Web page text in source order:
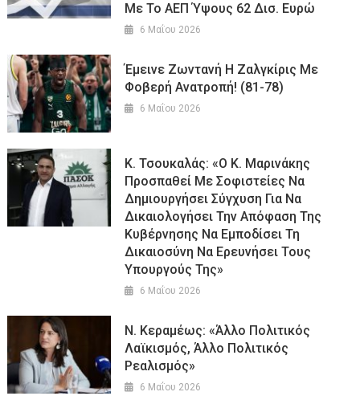
Με Το ΑΕΠ Ύψους 62 Δισ. Ευρώ
6 Μαΐου 2026
Έμεινε Ζωντανή Η Ζαλγκίρις Με
Φοβερή Ανατροπή! (81-78)
6 Μαΐου 2026
Κ. Τσουκαλάς: «Ο Κ. Μαρινάκης
Προσπαθεί Με Σοφιστείες Να
Δημιουργήσει Σύγχυση Για Να
Δικαιολογήσει Την Απόφαση Της
Κυβέρνησης Να Εμποδίσει Τη
Δικαιοσύνη Να Ερευνήσει Τους
Υπουργούς Της»
6 Μαΐου 2026
Ν. Κεραμέως: «Άλλο Πολιτικός
Λαϊκισμός, Άλλο Πολιτικός
Ρεαλισμός»
6 Μαΐου 2026